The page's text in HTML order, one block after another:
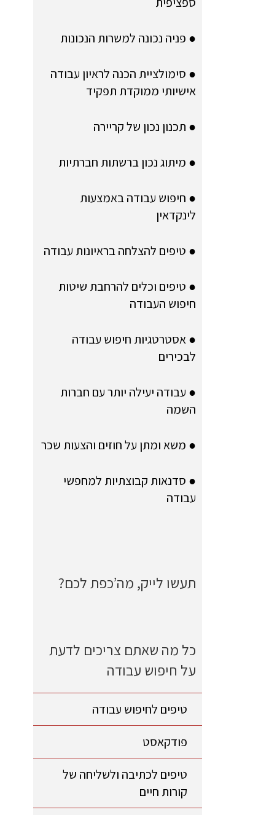
● פניה נכונה למשרות הנכונות
● סימולציית הכנה לראיון עבודה
אישיותי ממוקדת תפקיד
● תכנון נכון של קריירה
● מיתוג נכון ברשתות חברתיות
● חיפוש עבודה באמצעות
לינקדאין
● טיפים להצלחה בראיונות עבודה
● טיפים וכלים להרחבת שיטות
חיפוש העבודה
● אסטרטגיות חיפוש עבודה
לבכירים
● עבודה יעילה יותר עם חברות
השמה
● משא ומתן על חוזים והצעות שכר
● סדנאות קבוצתיות למחפשי
עבודה
תעשו לייק, מה’כפת לכם?
כל מה שאתם צריכים לדעת
על חיפוש עבודה
טיפים לחיפוש עבודה
פודקאסט
טיפים לכתיבה ולשליחה של
קורות חיים